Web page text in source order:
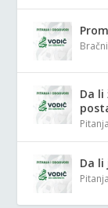
Da li
Da li